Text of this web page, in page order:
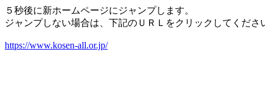
５秒後に新ホームページにジャンプします。
ジャンプしない場合は、下記のＵＲＬをクリックしてくださ
https://www.kosen-all.or.jp/